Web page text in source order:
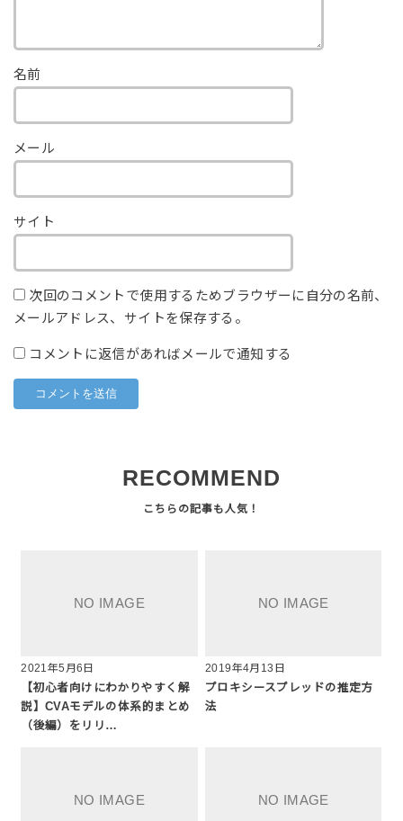
名前
メール
サイト
次回のコメントで使用するためブラウザーに自分の名前、
メールアドレス、サイトを保存する。
コメントに返信があればメールで通知する
RECOMMEND
2021年5月6日
【初心者向けにわかりやすく解
説】CVAモデルの体系的まとめ
（後編）をリリ…
2019年4月13日
プロキシースプレッドの推定方
法